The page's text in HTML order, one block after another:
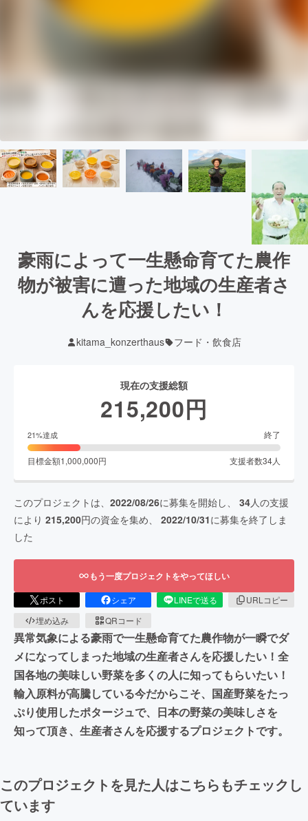
豪雨によって一生懸命育てた農作
物が被害に遭った地域の生産者さ
んを応援したい！
kitama_konzerthaus フード・飲食店
現在の支援総額
215,200円
21%達成 終了
目標金額1,000,000円 支援者数34人
このプロジェクトは、 2022/08/26に募集を開始し、 34人の支援
により 215,200円の資金を集め、 2022/10/31に募集を終了しま
した
もう一度プロジェクトをやってほしい
ポスト シェア LINEで送る
URLコピー
埋め込み
QRコード
異常気象による豪雨で一生懸命育てた農作物が一瞬でダ
メになってしまった地域の生産者さんを応援したい！全
国各地の美味しい野菜を多くの人に知ってもらいたい！
輸入原料が高騰している今だからこそ、国産野菜をたっ
ぷり使用したポタージュで、日本の野菜の美味しさを
知って頂き、生産者さんを応援するプロジェクトです。
このプロジェクトを見た人はこちらもチェックし
ています